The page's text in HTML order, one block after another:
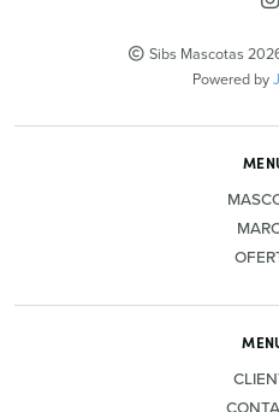
Sibs Mascotas
Powered by